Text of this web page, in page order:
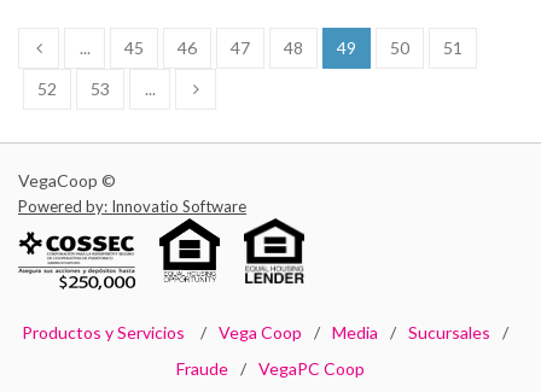
... 45 46 47 48 49 50
51
52
53 ...
VegaCoop ©
Powered by: Innovatio Software
Productos y Servicios Vega Coop Media
Sucursales
Fraude
VegaPC Coop